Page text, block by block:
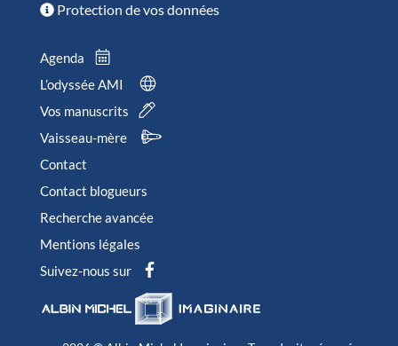
Protection de vos données
Agenda
L’odyssée AMI
Vos manuscrits
Vaisseau-mère
Contact
Contact blogueurs
Recherche avancée
Mentions légales
Suivez-nous sur